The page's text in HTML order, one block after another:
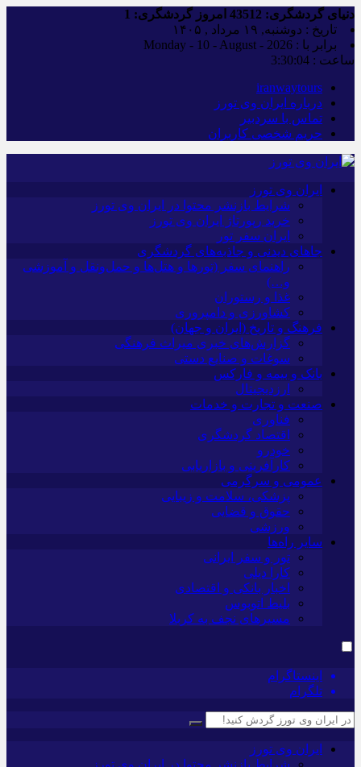
دنیای گردشگری: امروز گردشگری:
تاریخ : دوشنبه, ۱۹ مرداد , ۱۴۰۵
برابر با : Monday - 10 - August - 2026
ساعت : 3:30:05
iranwaytours
درباره ایران وی تورز
تماس با سردبیر
حریم شخصی کاربران
ایران وی تورز
شرایط بازنشر محتوا در ایران وی تورز
خرید رپورتاژ ایران وی تورز
ایران سفر تور
جاهای دیدنی و جاذبه‌های گردشگری
راهنمای سفر (تورها و هتل‌ها و حمل‌و‌نقل و آموزشی
و…)
غذا و رستوران
کشاورزی و دامپروری
فرهنگ و تاریخ (ایران و جهان)
گزارش‌های خبری میراث فرهنگی
سوغات و صنایع دستی
بانک و بیمه و فارکس
ارزدیجیتال
صنعت و تجارت و خدمات
فناوری
اقتصاد گردشگری
خودرو
کارآفرینی و بازاریابی
عمومی و سرگرمی
پزشکی، سلامت و زیبایی
حقوق و قضایی
ورزشی
سایر راه‌ها
تور و سفر ایرانی
کارا دیلی
اخبار بانکی و اقتصادی
بلیط اتوبوس
مسیرهای نجف به کربلا
اینستاگرام
تلگرام
ایران وی تورز
شرایط بازنشر محتوا در ایران وی تورز